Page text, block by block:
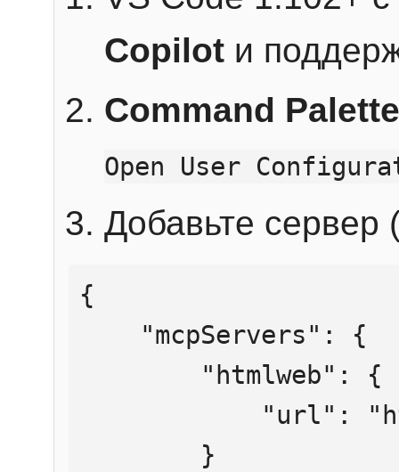
Copilot и
Command Palette
Open User
Добавьте сервер
{